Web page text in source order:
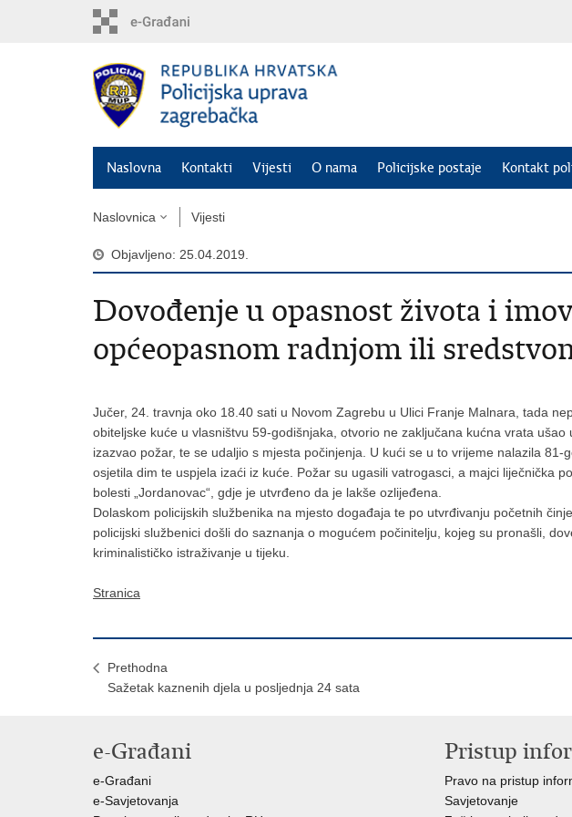
Naslovna Kontakti Vijesti O nama Policijske postaje Kontakt
Naslovnica Vijesti
Objavljeno: 25.04.2019.
Dovođenje u opasnost života i
općeopasnom radnjom ili
Jučer, 24. travnja oko 18.40 sati u Novom Zagrebu u Ulici Franje Malnara, tada
obiteljske kuće u vlasništvu 59-godišnjaka, otvorio ne zaključana kućna vrata
izazvao požar, te se udaljio s mjesta počinjenja. U kući se u to vrijeme nalazila 81-
osjetila dim te uspjela izaći iz kuće. Požar su ugasili vatrogasci, a majci liječnička
bolesti „Jordanovac“, gdje je utvrđeno da je lakše ozlijeđena.
Dolaskom policijskih službenika na mjesto događaja te po utvrđivanju početnih
policijski službenici došli do saznanja o mogućem počinitelju, kojeg su pronašli,
kriminalističko istraživanje u tijeku.
Stranica
Prethodna
Sažetak kaznenih djela u posljednja 24 sata
e-Građani
e-Građani
e-Savjetovanja
Pristup
Pravo na pristup
Savjetovanje